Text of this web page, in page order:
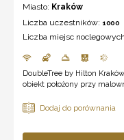
Miasto: Kraków
Liczba uczestników: 1000
Liczba miejsc
DoubleTree by Hilton
obiekt położony przy